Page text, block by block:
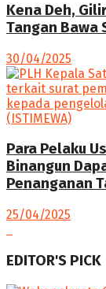
Kena Deh,
Tangan Bawa
30/04/2025
Para Pelaku
Binangun
Penanganan
25/04/2025
EDITOR'S PICK